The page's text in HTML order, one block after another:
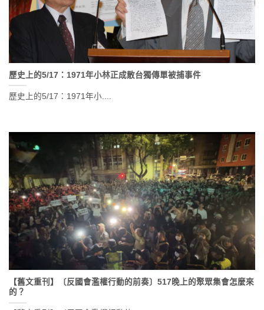
歷史上的5/17：1971年小林正成散台獨傳單被捕事件
歷史上的5/17：1971年小....
【舊文重刊】〔反國會濫權行動的前奏〕517晚上的聚眾集會怎麼來
的？